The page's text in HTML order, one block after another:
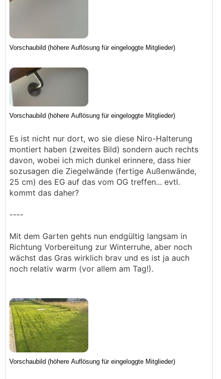
Es ist nicht nur dort, wo sie diese Niro-Halterung
montiert haben (zweites Bild) sondern auch rechts
davon, wobei ich mich dunkel erinnere, dass hier
sozusagen die Ziegelwände (fertige Außenwände,
25 cm) des EG auf das vom OG treffen... evtl.
kommt das daher?
----
Mit dem Garten gehts nun endgültig langsam in
Richtung Vorbereitung zur Winterruhe, aber noch
wächst das Gras wirklich brav und es ist ja auch
noch relativ warm (vor allem am Tag!).